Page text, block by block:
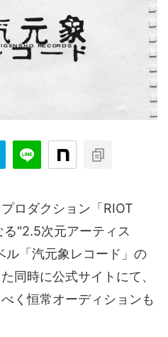
） CG(2D/3D)
オーディション
レ スポーツ
バーチャルYouTuber
ロダクション「RIOT
"2.5次元アーティス
ル「汽元象レコード」の
同時に公式サイトにて、
く恒常オーディションも